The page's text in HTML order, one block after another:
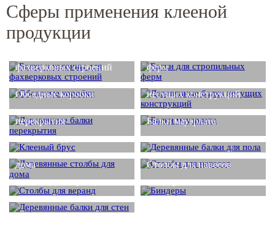
Сферы применения клееной
продукции
фахверковых строений
ферм
Обсадные коробки
Деревянные балки
несущих конструкций
Деревянные балки
перекрытия
Балки мауэрлата
Клееный брус
Деревянные балки для
пола
Деревянные столбы для
дома
Столбы для навесов
Столбы для веранд
Биндеры
Деревянные балки для
стен